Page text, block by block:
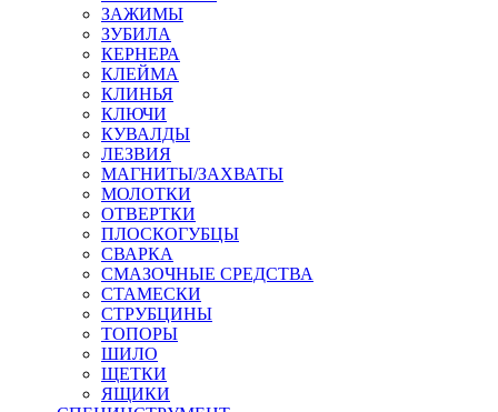
ЗАЖИМЫ
ЗУБИЛА
КЕРНЕРА
КЛЕЙМА
КЛИНЬЯ
КЛЮЧИ
КУВАЛДЫ
ЛЕЗВИЯ
МАГНИТЫ/ЗАХВАТЫ
МОЛОТКИ
ОТВЕРТКИ
ПЛОСКОГУБЦЫ
СВАРКА
СМАЗОЧНЫЕ СРЕДСТВА
СТАМЕСКИ
СТРУБЦИНЫ
ТОПОРЫ
ШИЛО
ЩЕТКИ
ЯЩИКИ